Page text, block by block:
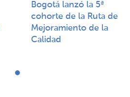
Bogotá lanzó la 5ª
cohorte de la Ruta de
Mejoramiento de la
Calidad​​